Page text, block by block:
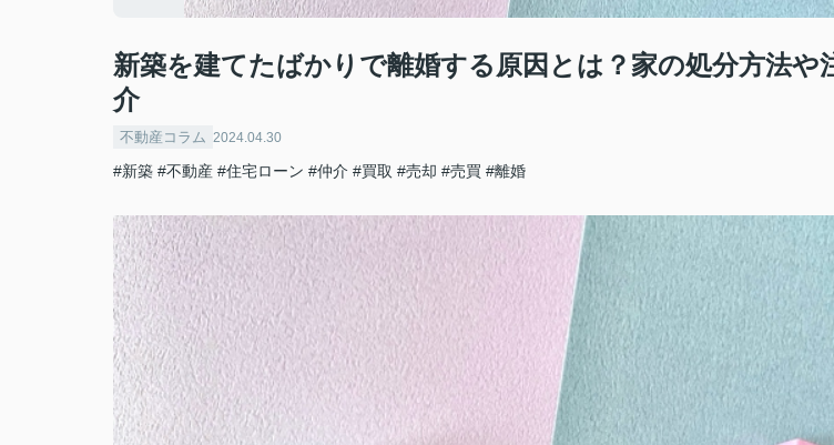
新築を建てたばかりで離婚する原因とは？家の処分方法や
介
不動産コラム 2024.04.30
#新築 #不動産 #住宅ローン #仲介 #買取 #売却 #売買 #離婚